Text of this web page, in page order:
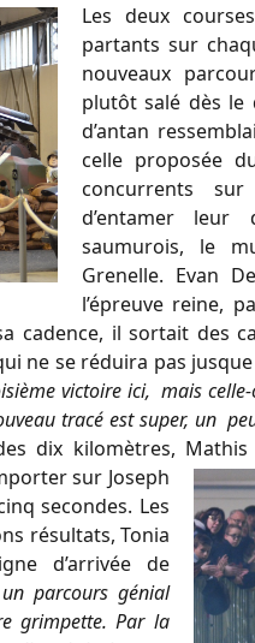
Les deux
partants sur
nouveaux
plutôt salé dès
d’antan
celle proposée
concurrents
d’entamer leur
saumurois, le
Grenelle. Evan
l’épreuve reine,
cadence, il sortait des
ne se réduira pas
victoire ici, mais
tracé est super, un
dix kilomètres,
sur Joseph
secondes. Les
résultats, Tonia
d’arrivée de
un parcours génial
grimpette. Par la